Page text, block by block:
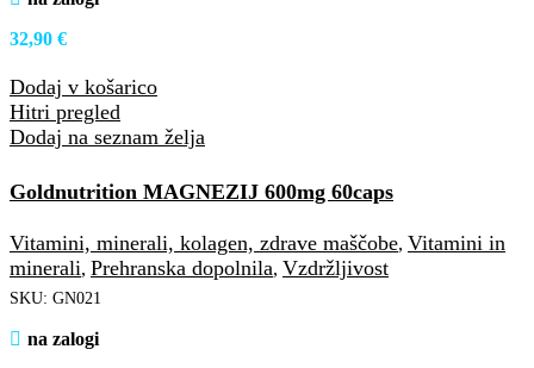
32,90 €
Dodaj v košarico
Hitri pregled
Dodaj na seznam želja
Goldnutrition MAGNEZIJ 600mg 60caps
Vitamini, minerali, kolagen, zdrave maščobe, Vitamini in
minerali, Prehranska dopolnila, Vzdržljivost
SKU: GN021
na zalogi